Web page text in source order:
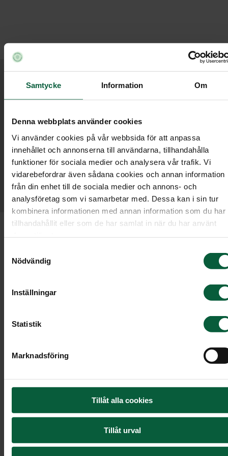
Samtycke Information Om
Denna webbplats använder cookies
Vi använder cookies på vår webbsida för att anpassa
innehållet och annonserna till användarna, tillhandahålla
funktioner för sociala medier och analysera vår trafik. Vi
vidarebefordrar även sådana cookies och annan information
från din enhet till de sociala medier och annons- och
analysföretag som vi samarbetar med. Dessa kan i sin tur
kombinera informationen med annan information som du har
tillhandahållit eller som de har samlat in när du har använt
Nödvändig
Inställningar
Statistik
Marknadsföring
Tillåt alla cookies
Tillåt urval
Nordmalings Begravningsbyrå Cookies
Cookies
Läs om våra cookies och hur du samtycker eller
tar tillbaka ditt samtycke.
Dela